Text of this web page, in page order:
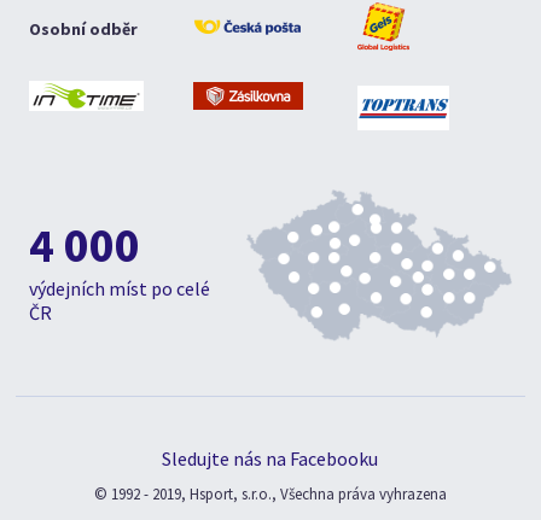
Osobní odběr
4 000
výdejních míst po celé
ČR
Sledujte nás na Facebooku
© 1992 - 2019, Hsport, s.r.o., Všechna práva vyhrazena